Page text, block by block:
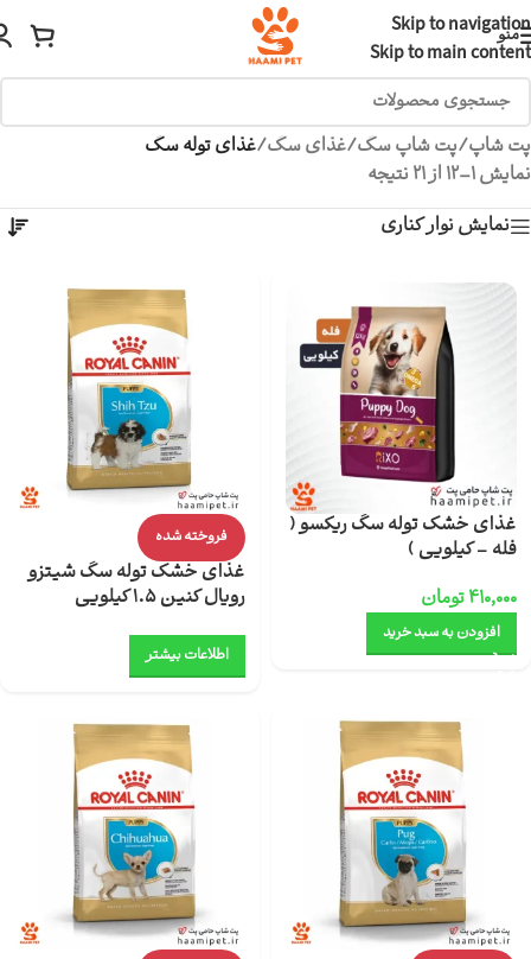
Skip to navigation
Skip to main content
منو
پت شاپ/پت شاپ سگ/غذای سگ/غذای توله سگ
نمایش 1–12 از 21 نتیجه
نمایش نوار کناری
غذای خشک توله سگ ریکسو (
فله – کیلویی )
۴۱۰,۰۰۰تومان
افزودن به سبد خرید
فروخته شده
غذای خشک توله سگ شیتزو
رویال کنین 1.5 کیلویی
اطلاعات بیشتر